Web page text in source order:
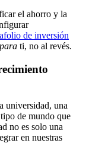
el ahorro y la
de inversión
para ti, no al revés.
universidad, una
de mundo que
no es solo una
en nuestras